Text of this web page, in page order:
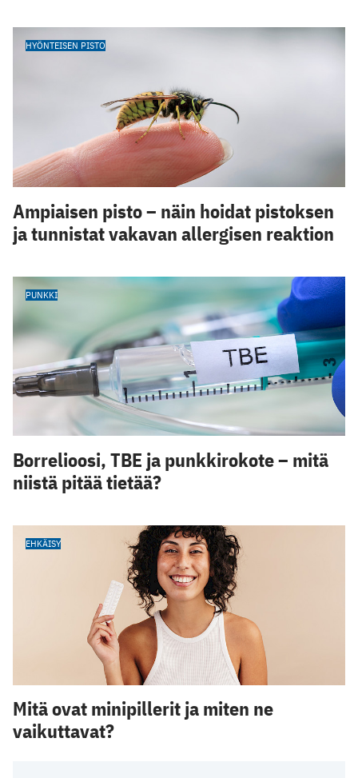
HYÖNTEISEN PISTO
Ampiaisen pisto – näin hoidat pistoksen
ja tunnistat vakavan allergisen reaktion
PUNKKI
Borrelioosi, TBE ja punkkirokote – mitä
niistä pitää tietää?
EHKÄISY
Mitä ovat minipillerit ja miten ne
vaikuttavat?